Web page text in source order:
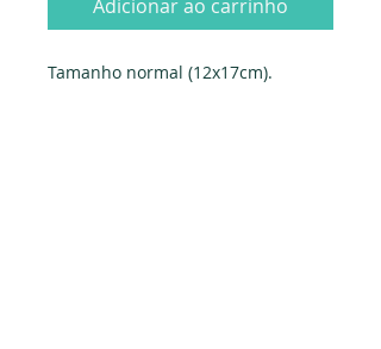
Adicionar ao carrinho
Tamanho normal (12x17cm).